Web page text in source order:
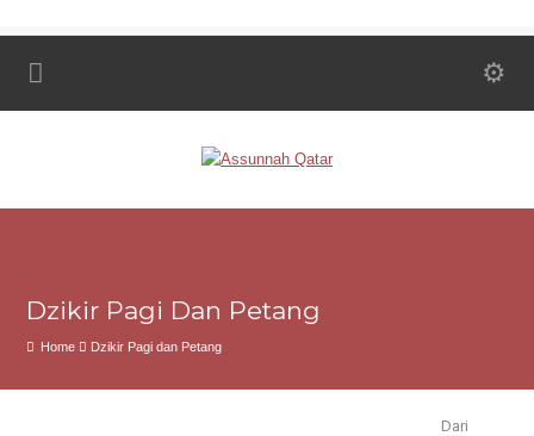
Dzikir Pagi Dan Petang
Home Dzikir Pagi dan Petang
Dari